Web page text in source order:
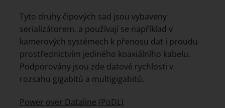
Tyto druhy čipových sad jsou vybaveny
serializátorem, a používají se například v
kamerových systémech k přenosu dat i proudu
prostřednictvím jediného koaxiálního kabelu.
Podporovány jsou zde datové rychlosti v
rozsahu gigabitů a multigigabitů.
Power over Dataline (PoDL)